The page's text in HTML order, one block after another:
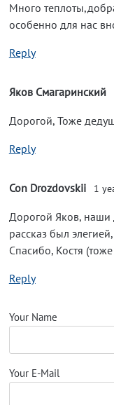
Много
особенно для нас
Reply
Яков Смагаринский
Дорогой, Тоже
Reply
Con Drozdovskii 1
Дорогой Яков, наши
рассказ был
Спасибо, Костя
Reply
Your Name
Your E-Mail